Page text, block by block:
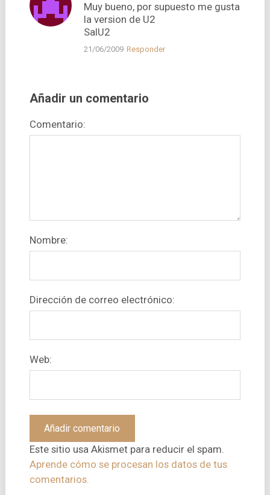
Muy bueno, por supuesto me gusta
la version de U2
SalU2
21/06/2009 Responder
Añadir un comentario
Comentario:
Nombre:
Dirección de correo electrónico:
Web:
Este sitio usa Akismet para reducir el spam.
Aprende cómo se procesan los datos de tus
comentarios.